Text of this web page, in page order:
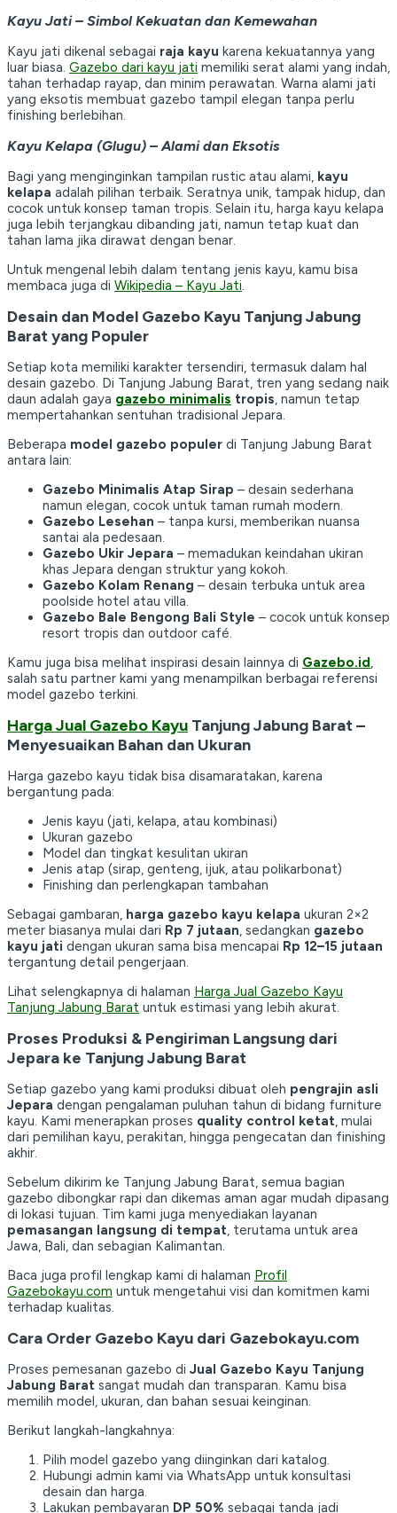
Kayu Jati – Simbol Kekuatan dan Kemewahan
Kayu jati dikenal sebagai raja kayu karena kekuatannya yang
luar biasa. Gazebo dari kayu jati memiliki serat alami yang indah,
tahan terhadap rayap, dan minim perawatan. Warna alami jati
yang eksotis membuat gazebo tampil elegan tanpa perlu
finishing berlebihan.
Kayu Kelapa (Glugu) – Alami dan Eksotis
Bagi yang menginginkan tampilan rustic atau alami, kayu
kelapa adalah pilihan terbaik. Seratnya unik, tampak hidup, dan
cocok untuk konsep taman tropis. Selain itu, harga kayu kelapa
juga lebih terjangkau dibanding jati, namun tetap kuat dan
tahan lama jika dirawat dengan benar.
Untuk mengenal lebih dalam tentang jenis kayu, kamu bisa
membaca juga di Wikipedia – Kayu Jati.
Desain dan Model Gazebo Kayu Tanjung Jabung
Barat yang Populer
Setiap kota memiliki karakter tersendiri, termasuk dalam hal
desain gazebo. Di Tanjung Jabung Barat, tren yang sedang naik
daun adalah gaya gazebo minimalis tropis, namun tetap
mempertahankan sentuhan tradisional Jepara.
Beberapa model gazebo populer di Tanjung Jabung Barat
antara lain:
Gazebo Minimalis Atap Sirap – desain sederhana
namun elegan, cocok untuk taman rumah modern.
Gazebo Lesehan – tanpa kursi, memberikan nuansa
santai ala pedesaan.
Gazebo Ukir Jepara – memadukan keindahan ukiran
khas Jepara dengan struktur yang kokoh.
Gazebo Kolam Renang – desain terbuka untuk area
poolside hotel atau villa.
Gazebo Bale Bengong Bali Style – cocok untuk konsep
resort tropis dan outdoor café.
Kamu juga bisa melihat inspirasi desain lainnya di Gazebo.id,
salah satu partner kami yang menampilkan berbagai referensi
model gazebo terkini.
Harga Jual Gazebo Kayu Tanjung Jabung Barat –
Menyesuaikan Bahan dan Ukuran
Harga gazebo kayu tidak bisa disamaratakan, karena
bergantung pada:
Jenis kayu (jati, kelapa, atau kombinasi)
Ukuran gazebo
Model dan tingkat kesulitan ukiran
Jenis atap (sirap, genteng, ijuk, atau polikarbonat)
Finishing dan perlengkapan tambahan
Sebagai gambaran, harga gazebo kayu kelapa ukuran 2×2
meter biasanya mulai dari Rp 7 jutaan, sedangkan gazebo
kayu jati dengan ukuran sama bisa mencapai Rp 12–15 jutaan
tergantung detail pengerjaan.
Lihat selengkapnya di halaman Harga Jual Gazebo Kayu
Tanjung Jabung Barat untuk estimasi yang lebih akurat.
Proses Produksi & Pengiriman Langsung dari
Jepara ke Tanjung Jabung Barat
Setiap gazebo yang kami produksi dibuat oleh pengrajin asli
Jepara dengan pengalaman puluhan tahun di bidang furniture
kayu. Kami menerapkan proses quality control ketat, mulai
dari pemilihan kayu, perakitan, hingga pengecatan dan finishing
akhir.
Sebelum dikirim ke Tanjung Jabung Barat, semua bagian
gazebo dibongkar rapi dan dikemas aman agar mudah dipasang
di lokasi tujuan. Tim kami juga menyediakan layanan
pemasangan langsung di tempat, terutama untuk area
Jawa, Bali, dan sebagian Kalimantan.
Baca juga profil lengkap kami di halaman Profil
Gazebokayu.com untuk mengetahui visi dan komitmen kami
terhadap kualitas.
Cara Order Gazebo Kayu dari Gazebokayu.com
Proses pemesanan gazebo di Jual Gazebo Kayu Tanjung
Jabung Barat sangat mudah dan transparan. Kamu bisa
memilih model, ukuran, dan bahan sesuai keinginan.
Berikut langkah-langkahnya:
Pilih model gazebo yang diinginkan dari katalog.
Hubungi admin kami via WhatsApp untuk konsultasi
desain dan harga.
Lakukan pembayaran DP 50% sebagai tanda jadi